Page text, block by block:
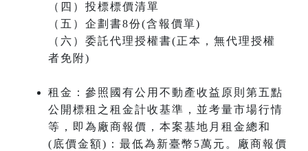
（四）投標標價清單
（五）企劃書8份(含報價單)
（六）委託代理授權書(正本，無代理授權
者免附)
租金：參照國有公用不動產收益原則第五點
公開標租之租金計收基準，並考量市場行情
等，即為廠商報價，本案基地月租金總和
(底價金額)：最低為新臺幣5萬元。廠商報價